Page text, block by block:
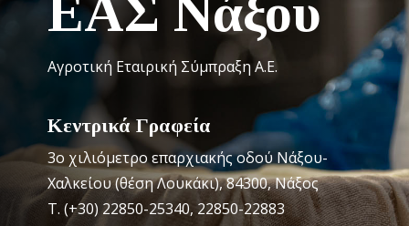
ΕΑΣ Νάξου
Αγροτική Εταιρική Σύμπραξη Α.Ε.
Κεντρικά Γραφεία
3o χιλιόμετρο επαρχιακής οδού Νάξου-
Χαλκείου (θέση Λουκάκι), 84300, Νάξος
Τ. (+30) 22850-25340, 22850-22883